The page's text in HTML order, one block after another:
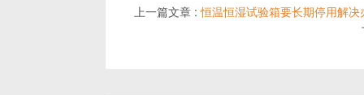
上一篇文章 :恒温恒湿试验箱要长期停用解决